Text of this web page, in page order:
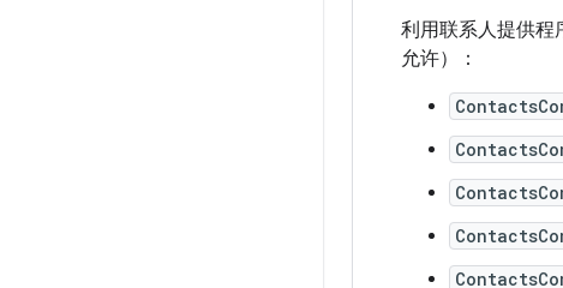
利用联系人提供程
允许）：